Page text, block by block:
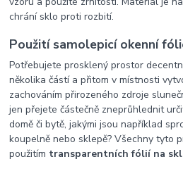
chrání sklo proti rozbití.
Použití samolepicí okenní
Potřebujete prosklený prostor
několika částí a přitom v místnosti
zachováním přirozeného zdroje
jen přejete částečně zneprůhlednit
domě či bytě, jakými jsou například
koupelně nebo sklepě? Všechny tyto
použitím transparentních fólií na